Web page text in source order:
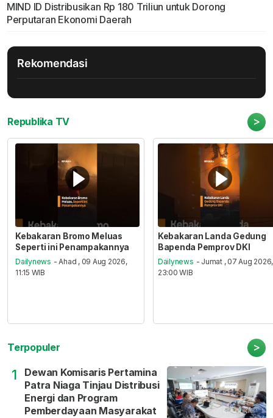
MIND ID Distribusikan Rp 180 Triliun untuk Dorong
Perputaran Ekonomi Daerah
Rekomendasi
Republika TV >
Kebakaran Bromo Meluas
Seperti ini Penampakannya
Dailynews - Ahad , 09 Aug 2026,
11:15 WIB
Kebakaran Landa Gedung
Bapenda Pemprov DKI
Dailynews - Jumat , 07 Aug 2026,
23:00 WIB
Terpopuler >
1
Dewan Komisaris Pertamina
Patra Niaga Tinjau Distribusi
Energi dan Program
Pemberdayaan Masyarakat